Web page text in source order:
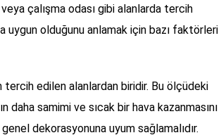
çalışma odası gibi alanlarda tercih
uygun olduğunu anlamak için bazı faktörleri
tercih edilen alanlardan biridir. Bu ölçüdeki
daha samimi ve sıcak bir hava kazanmasını
dekorasyonuna uyum sağlamalıdır.